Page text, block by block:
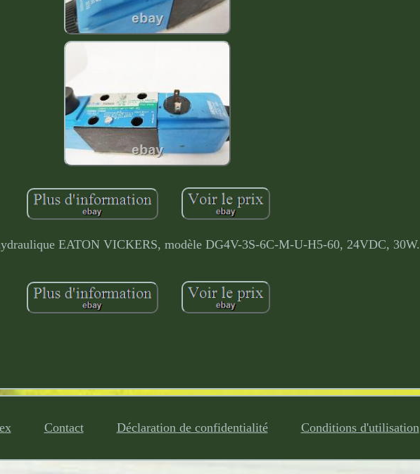
EATON VICKERS, modèle DG4V-3S-6C-M-U-H5-60, 24VDC, 30W.
Contact Déclaration de confidentialité Conditions d'utilisation